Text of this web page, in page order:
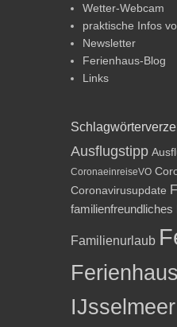
Wetter-Webcam
praktische Infos
Newsletter
Ferienhaus-Blog
Links
Ausflugstipp
CoronaeinreiseVO
Coronavirusupdate
familienfreundliches
Familienurlaub
IJsselmeer